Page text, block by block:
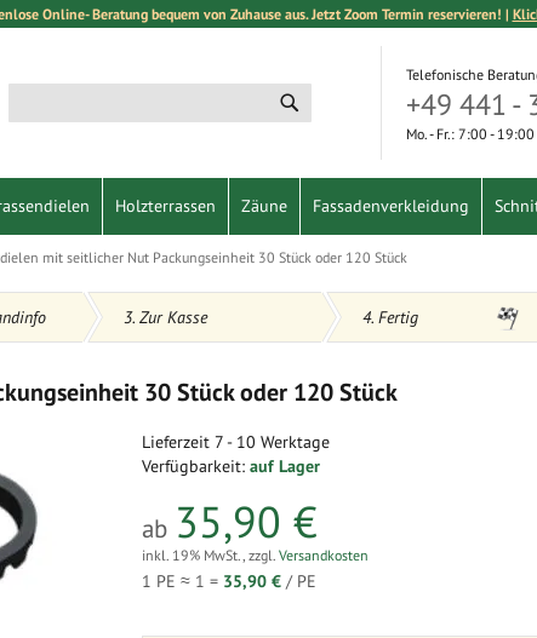
Online- Beratung bequem von Zuhause aus. Jetzt Zoom Termin reservieren! |
Suche
Telefonische
+49 441 -
Mo. - Fr.: 7:00 -
Holzterrassen Zäune Fassadenverkleidung
mit seitlicher Nut Packungseinheit 30 Stück oder 120 Stück
3. Zur Kasse 4. Fertig
30 Stück oder 120 Stück
Lieferzeit 7 - 10 Werktage
Verfügbarkeit: auf Lager
ab 35,90 €
inkl. 19% MwSt.,zzgl.Versandkosten
1 PE ≈ 1 = 35,90 € / PE